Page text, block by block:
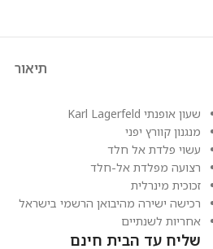
תיאור
שעון אופנתי Karl Lagerfeld
מנגנון קוורץ יפני
עשוי פלדת אל חלד
רצועה מפלדת אל-חלד
זכוכית מינרלית
רכישה ישירה מהיבואן הרשמי בישראל
אחריות לשנתיים
שליח עד הבית חינם